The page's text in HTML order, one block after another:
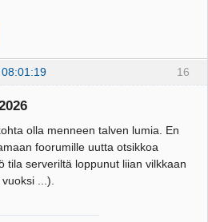
16
olla menneen talven lumia. En
foorumille uutta otsikkoa
tila serveriltä loppunut liian vilkkaan
...).